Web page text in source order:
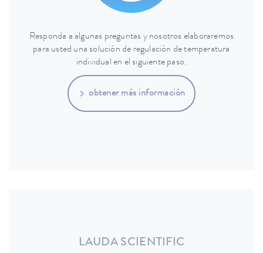
Responda a algunas preguntas y nosotros elaboraremos
para usted una solución de regulación de temperatura
individual en el siguiente paso.
obtener más información
LAUDA SCIENTIFIC